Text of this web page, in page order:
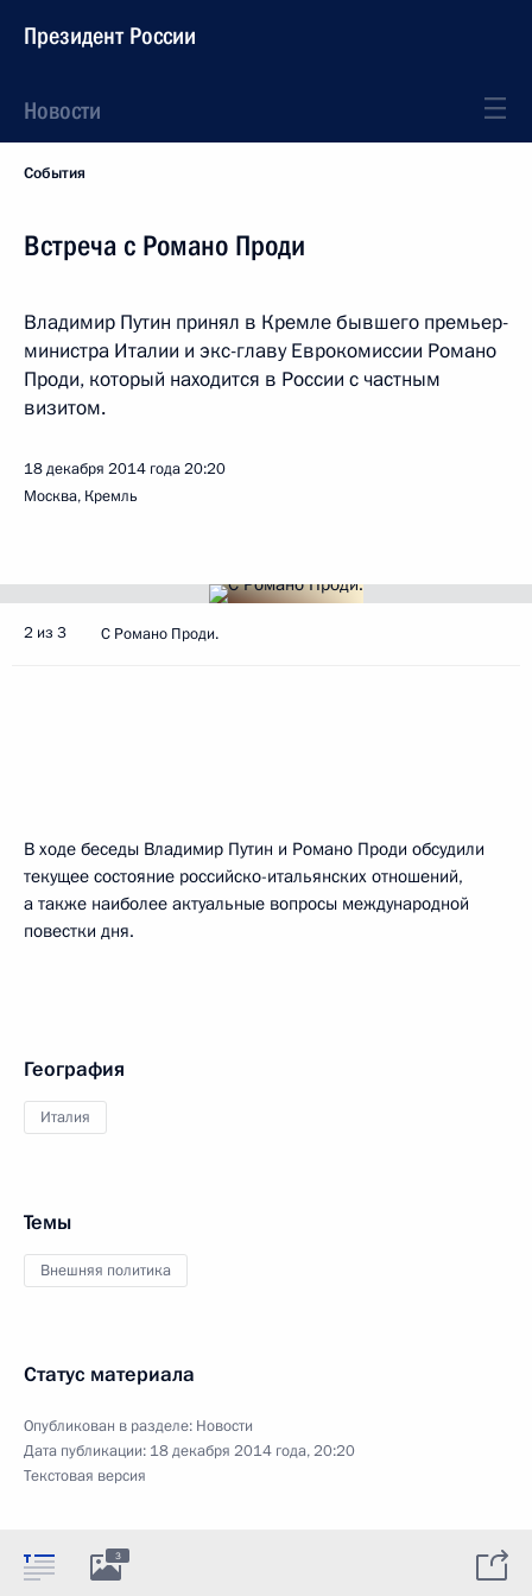
Президент России
Новости
События
Встреча с Романо Проди
Владимир Путин принял в Кремле бывшего премьер-
министра Италии и экс-главу Еврокомиссии Романо
Проди, который находится в России с частным
визитом.
18 декабря 2014 года20:20
Москва, Кремль
2 из 3 С Романо Проди.
В ходе беседы Владимир Путин и Романо Проди обсудили
текущее состояние российско-итальянских отношений,
а также наиболее актуальные вопросы международной
повестки дня.
География
Италия
Темы
Внешняя политика
Статус материала
Опубликован в разделе: Новости
Дата публикации: 18 декабря 2014 года, 20:20
Текстовая версия
3